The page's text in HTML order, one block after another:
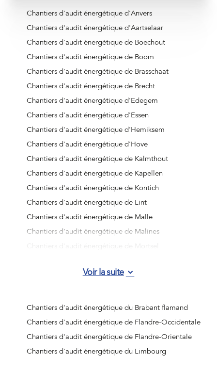
Chantiers d'audit énergétique d'Anvers
Chantiers d'audit énergétique d'Aartselaar
Chantiers d'audit énergétique de Boechout
Chantiers d'audit énergétique de Boom
Chantiers d'audit énergétique de Brasschaat
Chantiers d'audit énergétique de Brecht
Chantiers d'audit énergétique d'Edegem
Chantiers d'audit énergétique d'Essen
Chantiers d'audit énergétique d'Hemiksem
Chantiers d'audit énergétique d'Hove
Chantiers d'audit énergétique de Kalmthout
Chantiers d'audit énergétique de Kapellen
Chantiers d'audit énergétique de Kontich
Chantiers d'audit énergétique de Lint
Chantiers d'audit énergétique de Malle
Chantiers d'audit énergétique de Malines
Chantiers d'audit énergétique de Rumst
Chantiers d'audit énergétique de Schilde
Chantiers d'audit énergétique de Schoten
Chantiers d'audit énergétique de Stabroek
Chantiers d'audit énergétique de Wijnegem
Voir la suite
Chantiers d'audit énergétique du Brabant flamand
Chantiers d'audit énergétique de Flandre-Occidentale
Chantiers d'audit énergétique de Flandre-Orientale
Chantiers d'audit énergétique du Limbourg